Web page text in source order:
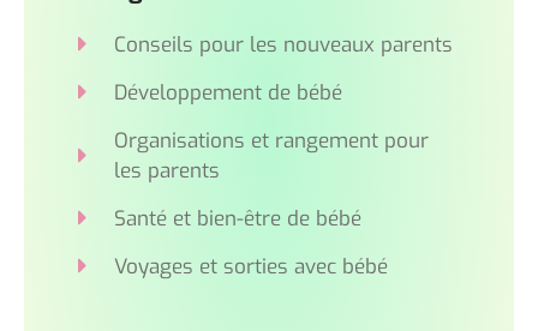
Conseils pour les nouveaux parents
Développement de bébé
Organisations et rangement pour
les parents
Santé et bien-être de bébé
Voyages et sorties avec bébé